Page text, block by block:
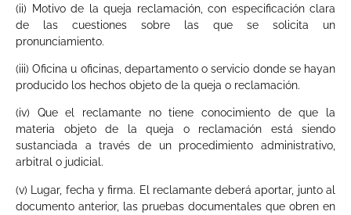
(ii) Motivo de la queja reclamación, con especificación clara
de las cuestiones sobre las que se solicita un
pronunciamiento.
(iii) Oficina u oficinas, departamento o servicio donde se hayan
producido los hechos objeto de la queja o reclamación.
(iv) Que el reclamante no tiene conocimiento de que la
materia objeto de la queja o reclamación está siendo
sustanciada a través de un procedimiento administrativo,
arbitral o judicial.
(v) Lugar, fecha y firma. El reclamante deberá aportar, junto al
documento anterior, las pruebas documentales que obren en